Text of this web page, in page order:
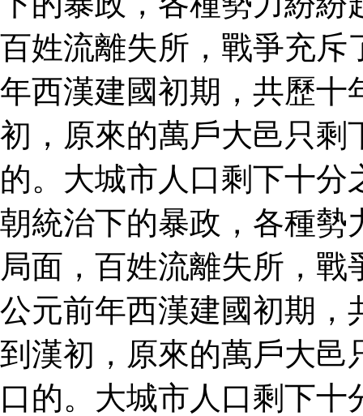
百姓流離失所，戰爭充斥
年西漢建國初期，共歷十
初，原來的萬戶大邑只剩
的。大城市人口剩下十
朝統治下的暴政，各種勢
局面，百姓流離失所，
公元前年西漢建國初期，
到漢初，原來的萬戶大邑
口的。大城市人口剩下